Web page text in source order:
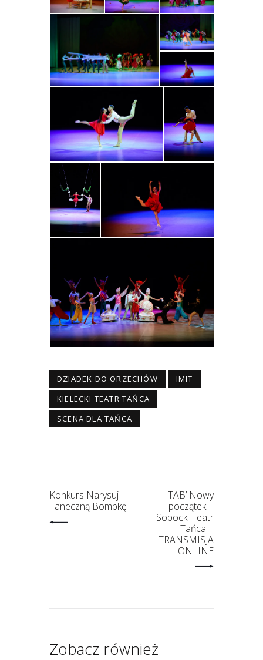
DZIADEK DO ORZECHÓW
IMIT
KIELECKI TEATR TAŃCA
SCENA DLA TAŃCA
Konkurs Narysuj
Taneczną Bombkę
TAB’ Nowy
początek |
Sopocki Teatr
Tańca |
TRANSMISJA
ONLINE
Zobacz również